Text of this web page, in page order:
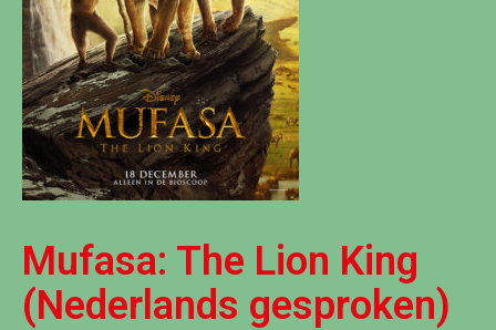
Mufasa: The Lion King
(Nederlands gesproken)